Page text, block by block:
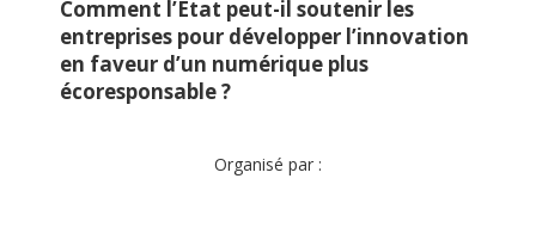
Comment l’Etat peut-il soutenir les
entreprises pour développer l’innovation
en faveur d’un numérique plus
écoresponsable ?
Organisé par :